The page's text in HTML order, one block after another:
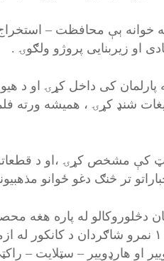
خوانه ېې محافظت –
پارلمان کی داخل کړۍ او د
شنډ کړۍ ، همیشه ورته
مشخص کړۍ ،او د قطعاتو
تر څنګ دغو ځوانو
دڅلوروکالو له پاره هغه
ساینسي- انجینري – انګلیسي او روسي ژبو) کې د ۹۵ او ۱۰۰
او هارډوییر – سټلایت –